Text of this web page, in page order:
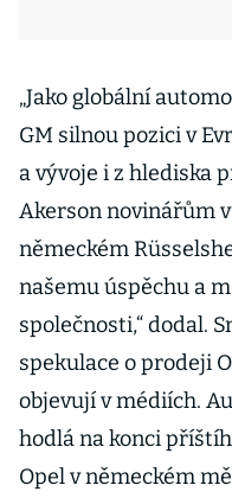
„Jako globální
GM silnou pozici v
a vývoje i z hlediska
Akerson novinářům
německém
našemu úspěchu a
společnosti,“ dodal.
spekulace o prodeji
objevují v médiích.
hodlá na konci
Opel v německém